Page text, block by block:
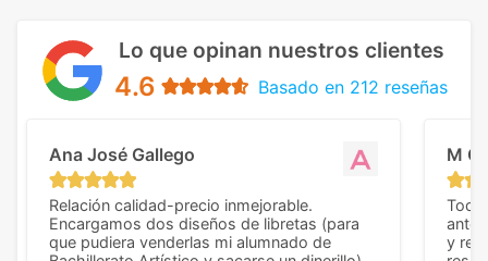
Lo que opinan nuestros clientes
4.6 Basado en 212 reseñas
Ana José Gallego
Relación calidad-precio inmejorable.
Encargamos dos diseños de libretas (para
que pudiera venderlas mi alumnado de
M C
Todo
y